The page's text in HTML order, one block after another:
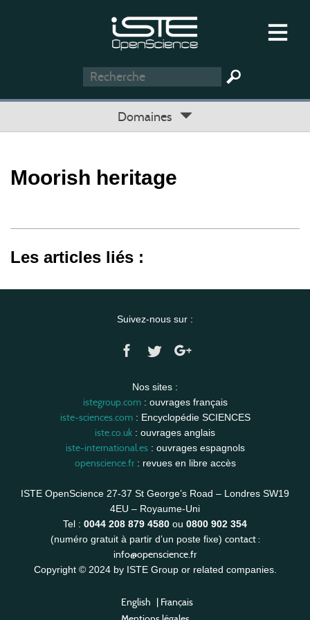
Domaines
Moorish heritage
Les articles liés :
Suivez-nous sur :
Nos sites :
istegroup.com: ouvrages français
iste-sciences.com: Encyclopédie SCIENCES
iste.co.uk : ouvrages anglais
iste-international.es: ouvrages espagnols
openscience.fr: revues en libre accès
ISTE OpenScience 27-37 St George’s Road – Londres SW19
4EU – Royaume-Uni
Tel : 0044 208 879 4580 ou 0800 902 354
(numéro gratuit à partir d’un poste fixe) contact :
info@openscience.fr
Copyright © 2024 by ISTE Group or related companies.
English | Français